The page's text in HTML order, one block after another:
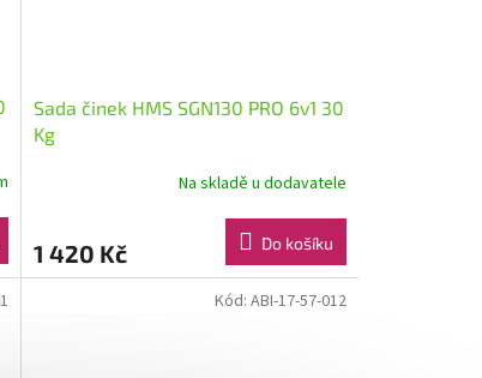
Sada činek HMS SGN130 PRO 6v1 30
Kg
Na skladě u dodavatele
1 420 Kč Do košíku
Kód: ABI-17-57-012